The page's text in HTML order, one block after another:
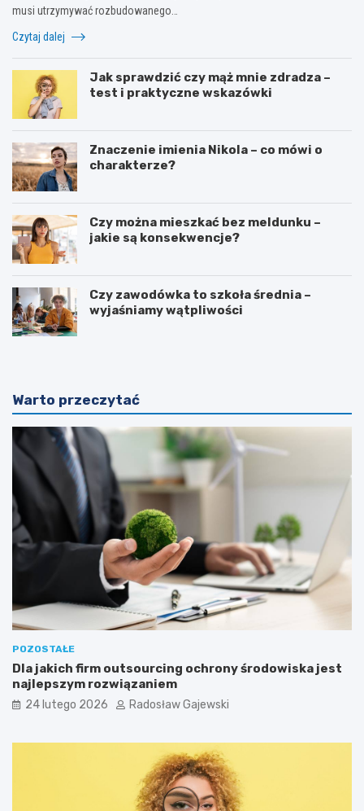
musi utrzymywać rozbudowanego…
Czytaj dalej
Jak sprawdzić czy mąż mnie zdradza –
test i praktyczne wskazówki
Znaczenie imienia Nikola – co mówi o
charakterze?
Czy można mieszkać bez meldunku –
jakie są konsekwencje?
Czy zawodówka to szkoła średnia –
wyjaśniamy wątpliwości
Warto przeczytać
POZOSTAŁE
Dla jakich firm outsourcing ochrony środowiska jest
najlepszym rozwiązaniem
24 lutego 2026 Radosław Gajewski